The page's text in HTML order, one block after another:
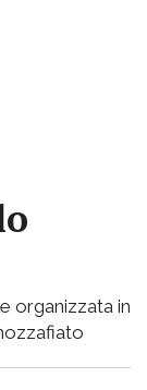
organizzata in